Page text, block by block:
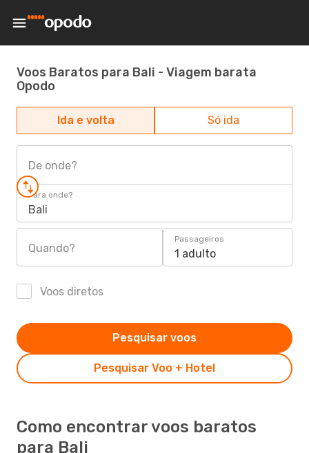
Voos Baratos para Bali - Viagem barata
Opodo
Ida e volta Só ida
De onde?
Para onde?
Bali
Quando?
Passageiros
1 adulto
Voos diretos
Pesquisar Voo + Hotel
Pesquisar voos
Como encontrar voos baratos
para Bali